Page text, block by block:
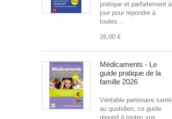
pratique et parfaitement à
jour pour répondre à
toutes...
26,00 €
Médicaments - Le
guide pratique de la
famille 2026
Véritable partenaire santé
au quotidien, ce guide
répond à toutes vos...